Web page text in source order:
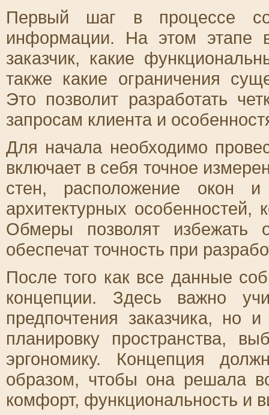
Первый шаг в процессе
информации. На этом этапе
заказчик, какие
также какие ограничения
Это позволит разработать
запросам клиента и
Для начала необходимо
включает в себя точное
стен, расположение окон
архитектурных особенностей,
Обмеры позволят
обеспечат точность при
После того как все данные
концепции. Здесь важно
предпочтения заказчика, но
планировку пространства,
эргономику. Концепция
образом, чтобы она решала
комфорт, функциональность и